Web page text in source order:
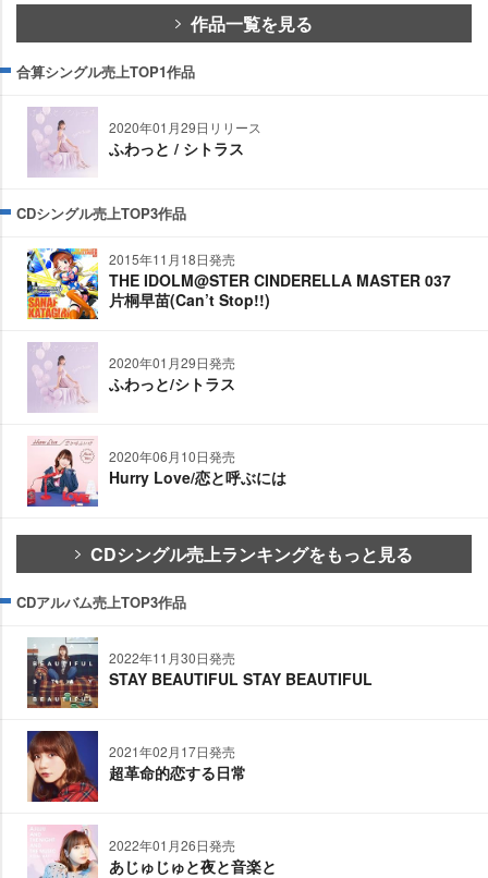
作品一覧を見る
合算シングル売上TOP1作品
2020年01月29日リリース
ふわっと / シトラス
CDシングル売上TOP3作品
2015年11月18日発売
THE IDOLM@STER CINDERELLA MASTER 037
片桐早苗(Can’t Stop!!)
2020年01月29日発売
ふわっと/シトラス
2020年06月10日発売
Hurry Love/恋と呼ぶには
CDシングル売上ランキングをもっと見る
CDアルバム売上TOP3作品
2022年11月30日発売
STAY BEAUTIFUL STAY BEAUTIFUL
2021年02月17日発売
超革命的恋する日常
2022年01月26日発売
あじゅじゅと夜と音楽と